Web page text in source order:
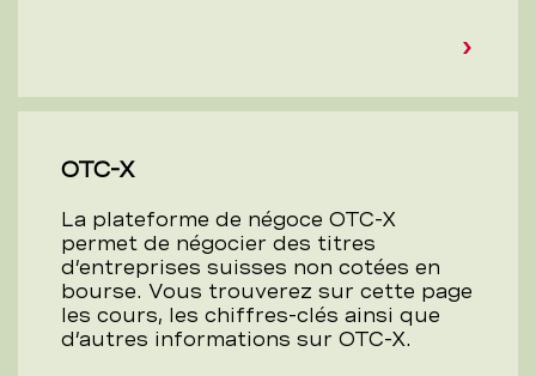
OTC-X
La plateforme de négoce OTC-X
permet de négocier des titres
d’entreprises suisses non cotées en
bourse. Vous trouverez sur cette page
les cours, les chiffres-clés ainsi que
d’autres informations sur OTC-X.